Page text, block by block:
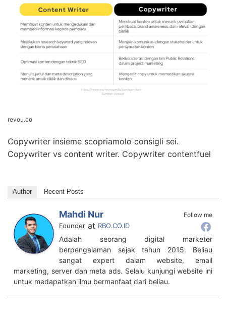
revou.co
Copywriter insieme scopriamolo consigli sei.
Copywriter vs content writer. Copywriter contentfuel
Author Recent Posts
Follow me
Mahdi Nur
Founder at RBO.CO.ID
Adalah seorang digital marketer
berpengalaman sejak tahun 2015. Beliau
sangat expert dalam website, email
marketing, server dan meta ads. Selalu kunjungi website ini
untuk medapatkan ilmu bermanfaat dari beliau.